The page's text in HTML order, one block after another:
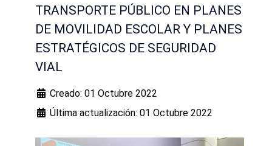
TRANSPORTE PÚBLICO EN PLANES
DE MOVILIDAD ESCOLAR Y PLANES
ESTRATÉGICOS DE SEGURIDAD
VIAL
Creado: 01 Octubre 2022
Última actualización: 01 Octubre 2022